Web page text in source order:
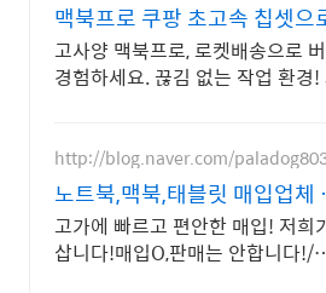
맥북프로 쿠팡 초고속 칩셋으
고사양 맥북프로, 로켓배송으로
경험하세요. 끊김 없는 작업 환경
http://blog.naver.com/
노트북,맥북,태블릿 매입업체
희가 삽니다! 매입O판매X
고가에 빠르고 편안한 매입! 저희
삽니다!매입O,판매는 안합니다!/